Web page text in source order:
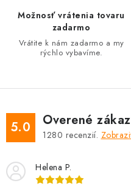
u
Možnosť vrátenia tovaru
zadarmo
Vrátite k nám zadarmo a my
rýchlo vybavíme.
5.0 Overené
1280 recenzií.
Helena P.